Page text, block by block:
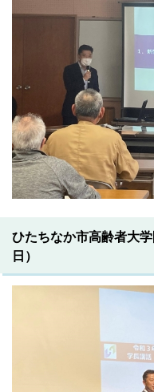
ひたちなか市高齢者大
日）